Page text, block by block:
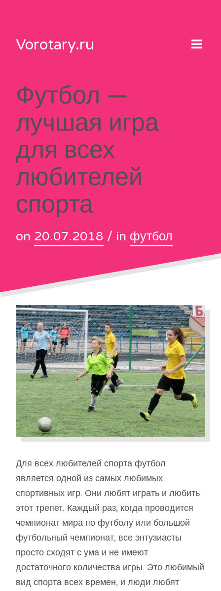
contentVorotary.ru
Футбол —
лучшая игра
для всех
любителей
спорта
on 20.07.2018 / in футбол
Для всех любителей спорта футбол
является одной из самых любимых
спортивных игр. Они любят играть и любить
этот трепет. Каждый раз, когда проводится
чемпионат мира по футболу или большой
футбольный чемпионат, все энтузиасты
просто сходят с ума и не имеют
достаточного количества игры. Это любимый
вид спорта всех времен, и люди любят